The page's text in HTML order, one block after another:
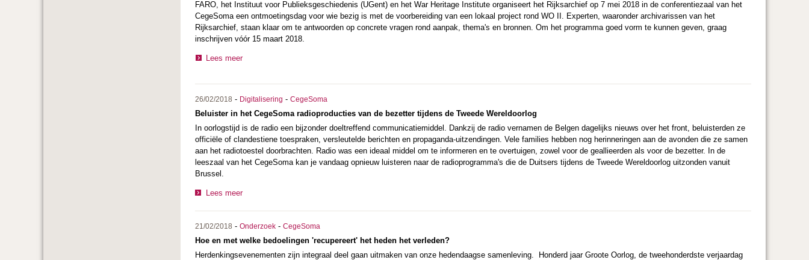
FARO, het Instituut voor Publieksgeschiedenis (UGent) en het War Heritage Institute organiseert het Rijksarchief op 7 mei 2018 in de conferentiezaal van het
CegeSoma een ontmoetingsdag voor wie bezig is met de voorbereiding van een lokaal project rond WO II. Experten, waaronder archivarissen van het
Rijksarchief, staan klaar om te antwoorden op concrete vragen rond aanpak, thema's en bronnen. Om het programma goed vorm te kunnen geven, graag
inschrijven vóór 15 maart 2018.
Lees meer
26/02/2018 - Digitalisering - CegeSoma
Beluister in het CegeSoma radioproducties van de bezetter tijdens de Tweede Wereldoorlog
In oorlogstijd is de radio een bijzonder doeltreffend communicatiemiddel. Dankzij de radio vernamen de Belgen dagelijks nieuws over het front, beluisterden ze
officiële of clandestiene toespraken, versleutelde berichten en propaganda-uitzendingen. Vele families hebben nog herinneringen aan de avonden die ze samen
aan het radiotoestel doorbrachten. Radio was een ideaal middel om te informeren en te overtuigen, zowel voor de geallieerden als voor de bezetter. In de
leeszaal van het CegeSoma kan je vandaag opnieuw luisteren naar de radioprogramma's die de Duitsers tijdens de Tweede Wereldoorlog uitzonden vanuit
Brussel.
Lees meer
21/02/2018 - Onderzoek - CegeSoma
Hoe en met welke bedoelingen 'recupereert' het heden het verleden?
Herdenkingsevenementen zijn integraal deel gaan uitmaken van onze hedendaagse samenleving. Honderd jaar Groote Oorlog, de tweehonderdste verjaardag